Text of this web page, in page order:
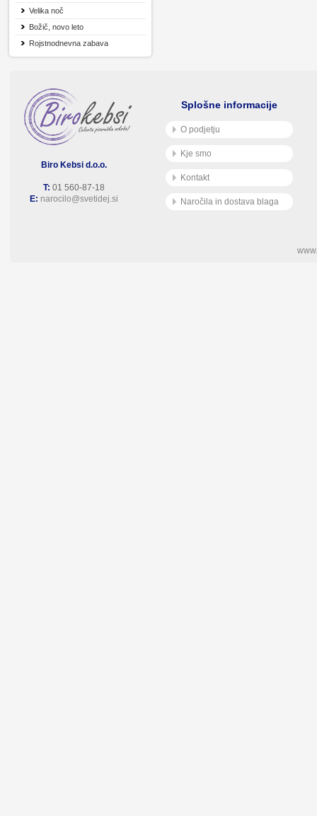
Velika noč
Božič, novo leto
Rojstnodnevna zabava
Biro Kebsi d.o.o.
T: 01 560-87-18
E: narocilo@svetidej.si
Splošne informacije
O podjetju
Kje smo
Kontakt
Naročila in dostava blaga